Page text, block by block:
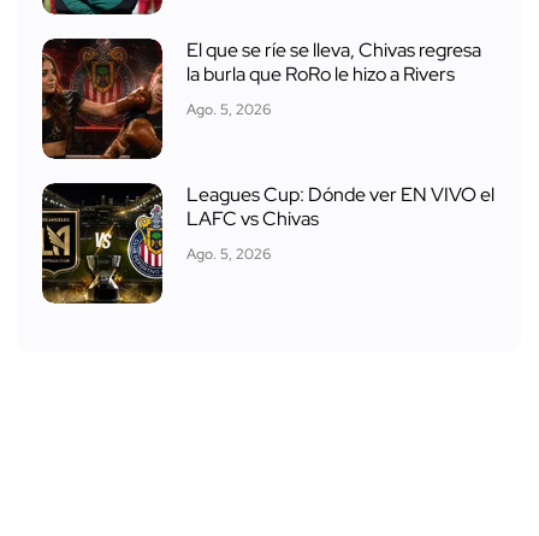
El que se ríe se lleva, Chivas regresa
la burla que RoRo le hizo a Rivers
Ago. 5, 2026
Leagues Cup: Dónde ver EN VIVO el
LAFC vs Chivas
Ago. 5, 2026